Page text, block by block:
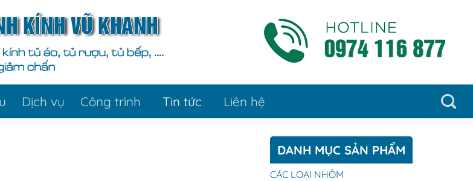
Dịch vụ Công trình Tin tức Liên hệ
DANH MỤC SẢN PHẨM
CÁC LOẠI NHÔM